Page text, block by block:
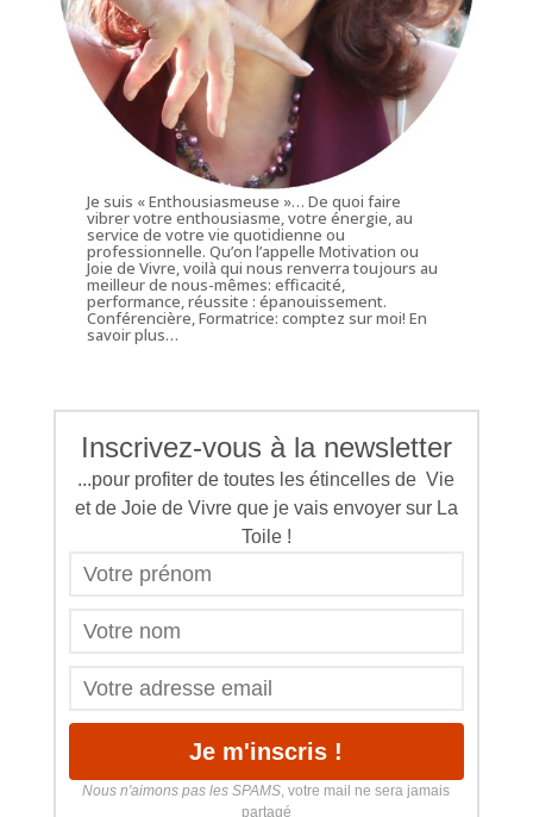
Je suis « Enthousiasmeuse »… De quoi faire
vibrer votre enthousiasme, votre énergie, au
service de votre vie quotidienne ou
professionnelle. Qu’on l’appelle Motivation ou
Joie de Vivre, voilà qui nous renverra toujours au
meilleur de nous-mêmes: efficacité,
performance, réussite : épanouissement.
Conférencière, Formatrice: comptez sur moi!En
savoir plus…
Inscrivez-vous à la newsletter
...pour profiter de toutes les étincelles de Vie
et de Joie de Vivre que je vais envoyer sur La
Toile !
Nous n'aimons pas les SPAMS, votre mail ne sera jamais
partagé